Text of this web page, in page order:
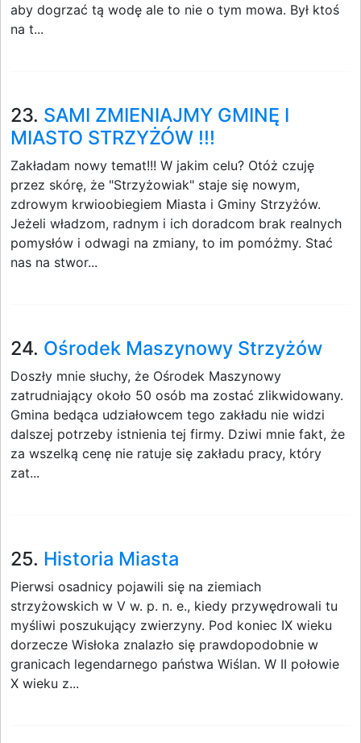
aby dogrzać tą wodę ale to nie o tym mowa. Był ktoś
na t...
23. SAMI ZMIENIAJMY GMINĘ I
MIASTO STRZYŻÓW !!!
Zakładam nowy temat!!! W jakim celu? Otóż czuję
przez skórę, że "Strzyżowiak" staje się nowym,
zdrowym krwioobiegiem Miasta i Gminy Strzyżów.
Jeżeli władzom, radnym i ich doradcom brak realnych
pomysłów i odwagi na zmiany, to im pomóżmy. Stać
nas na stwor...
24. Ośrodek Maszynowy Strzyżów
Doszły mnie słuchy, że Ośrodek Maszynowy
zatrudniający około 50 osób ma zostać zlikwidowany.
Gmina bedąca udziałowcem tego zakładu nie widzi
dalszej potrzeby istnienia tej firmy. Dziwi mnie fakt, że
za wszelką cenę nie ratuje się zakładu pracy, który
zat...
25. Historia Miasta
Pierwsi osadnicy pojawili się na ziemiach
strzyżowskich w V w. p. n. e., kiedy przywędrowali tu
myśliwi poszukujący zwierzyny. Pod koniec IX wieku
dorzecze Wisłoka znalazło się prawdopodobnie w
granicach legendarnego państwa Wiślan. W II połowie
X wieku z...